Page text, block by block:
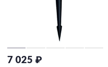
7 025 ₽